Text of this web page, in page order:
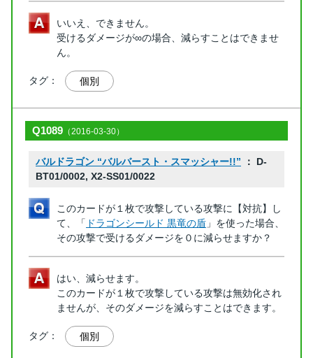
いいえ、できません。
受けるダメージが∞の場合、減らすことはできませ
ん。
タグ： 個別
Q1089 （2016-03-30）
バルドラゴン “バルバースト・スマッシャー!!” ： D-
BT01/0002, X2-SS01/0022
このカードが１枚で攻撃している攻撃に【対抗】し
て、「 ドラゴンシールド 黒竜の盾 」を使った場合、
その攻撃で受けるダメージを０に減らせますか？
はい、減らせます。
このカードが１枚で攻撃している攻撃は無効化され
ませんが、そのダメージを減らすことはできます。
タグ： 個別